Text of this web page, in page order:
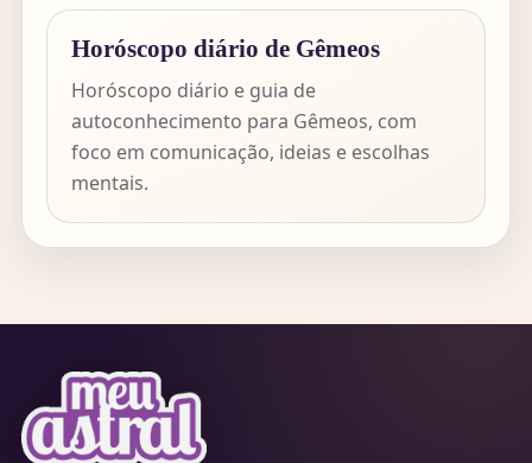
Horóscopo diário de Gêmeos
Horóscopo diário e guia de
autoconhecimento para Gêmeos, com
foco em comunicação, ideias e escolhas
mentais.